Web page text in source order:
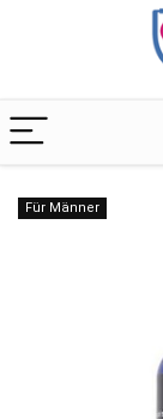
Für Männer